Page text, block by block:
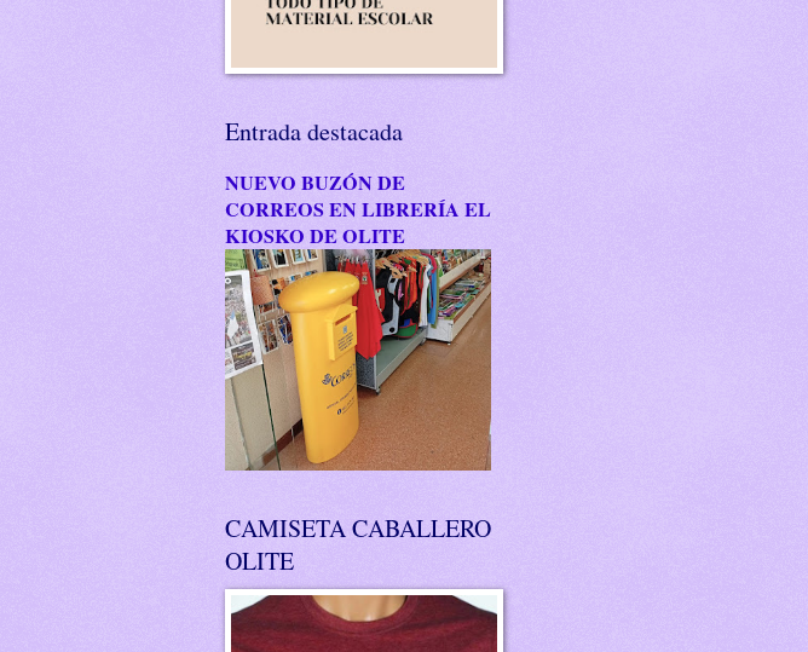
Entrada destacada
NUEVO BUZÓN DE
CORREOS EN LIBRERÍA EL
KIOSKO DE OLITE
CAMISETA CABALLERO
OLITE